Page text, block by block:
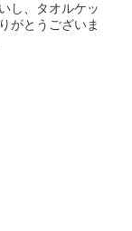
し、タオルケッ
がとうございま